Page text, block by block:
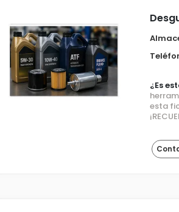
¿Es
esta